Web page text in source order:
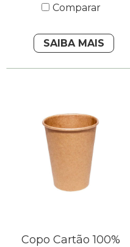
Comparar
SAIBA MAIS
Copo Cartão 100%